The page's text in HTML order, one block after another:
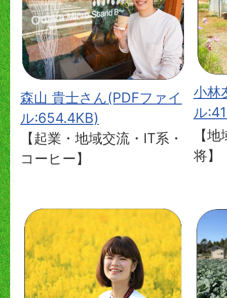
森山 貴士さん(PDFファイ
ル:654.4KB)
【起業・地域交流・IT系・
コーヒー】
小林
ル
【
将】